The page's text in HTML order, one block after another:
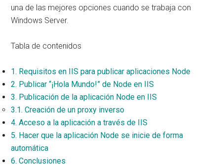
una de las mejores opciones cuando se trabaja con
Windows Server.
Tabla de contenidos
1. Requisitos en IIS para publicar aplicaciones Node
2. Publicar “¡Hola Mundo!” de Node en IIS
3. Publicación de la aplicación Node en IIS
3.1. Creación de un proxy inverso
4. Acceso a la aplicación a través de IIS
5. Hacer que la aplicación Node se inicie de forma
automática
6. Conclusiones